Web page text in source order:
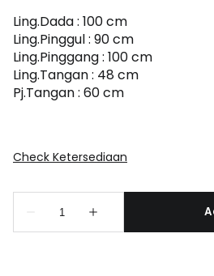
Ling.Dada : 100 cm
Ling.Pinggul : 90 cm
Ling.Pinggang : 100 cm
Ling.Tangan : 48 cm
Pj.Tangan : 60 cm